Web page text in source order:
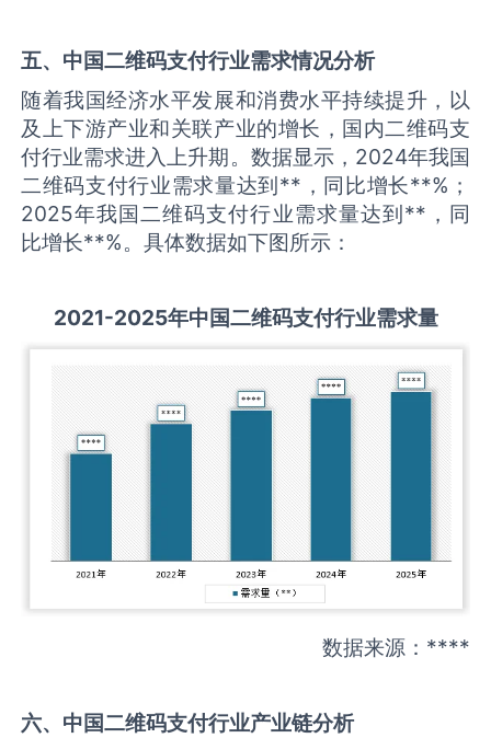
五、中国二维码支付行业需求情况分析
随着我国经济水平发展和消费水平持续提升，以
及上下游产业和关联产业的增长，国内二维码支
付行业需求进入上升期。数据显示，2024年我国
二维码支付行业需求量达到**，同比增长**%；
2025年我国二维码支付行业需求量达到**，同
比增长**%。具体数据如下图所示：
2021-2025年中国二维码支付行业需求量
数据来源：****
六、中国二维码支付行业产业链分析